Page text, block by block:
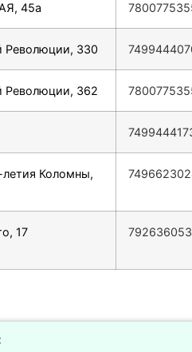
45а
Революции, 330
Революции, 362
летия Коломны,
17